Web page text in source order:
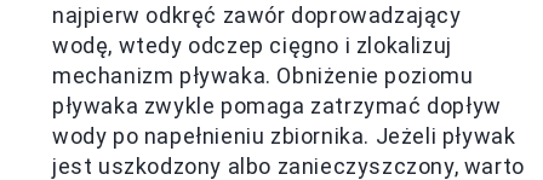
najpierw odkręć zawór doprowadzający
wodę, wtedy odczep cięgno i zlokalizuj
mechanizm pływaka. Obniżenie poziomu
pływaka zwykle pomaga zatrzymać dopływ
wody po napełnieniu zbiornika. Jeżeli pływak
jest uszkodzony albo zanieczyszczony, warto